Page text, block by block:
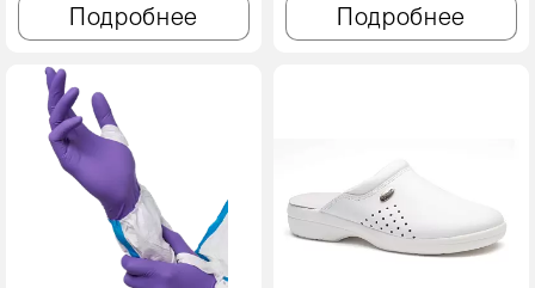
Подробнее Подробнее